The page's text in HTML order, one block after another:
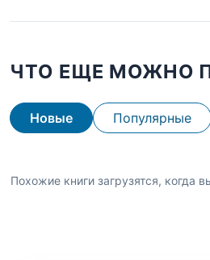
ЧТО ЕЩЕ МОЖНО
Новые Популярные
Похожие книги загрузятся, когда